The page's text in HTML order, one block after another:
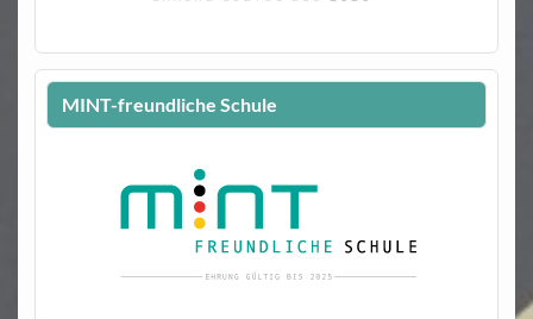
MINT-freundliche Schule